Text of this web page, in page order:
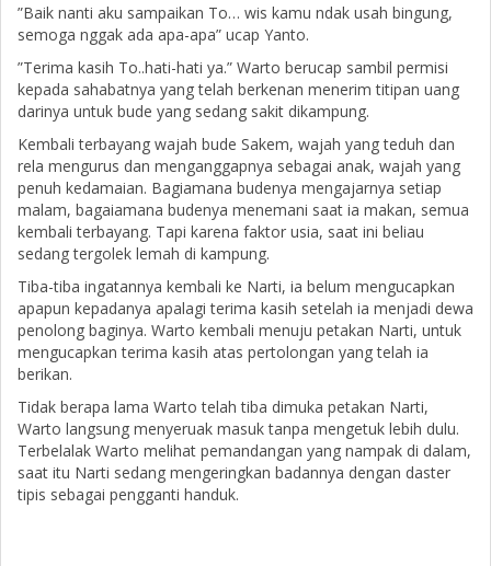
”Baik nanti aku sampaikan To… wis kamu ndak usah bingung,
semoga nggak ada apa-apa” ucap Yanto.
”Terima kasih To..hati-hati ya.” Warto berucap sambil permisi
kepada sahabatnya yang telah berkenan menerim titipan uang
darinya untuk bude yang sedang sakit dikampung.
Kembali terbayang wajah bude Sakem, wajah yang teduh dan
rela mengurus dan menganggapnya sebagai anak, wajah yang
penuh kedamaian. Bagiamana budenya mengajarnya setiap
malam, bagaiamana budenya menemani saat ia makan, semua
kembali terbayang. Tapi karena faktor usia, saat ini beliau
sedang tergolek lemah di kampung.
Tiba-tiba ingatannya kembali ke Narti, ia belum mengucapkan
apapun kepadanya apalagi terima kasih setelah ia menjadi dewa
penolong baginya. Warto kembali menuju petakan Narti, untuk
mengucapkan terima kasih atas pertolongan yang telah ia
berikan.
Tidak berapa lama Warto telah tiba dimuka petakan Narti,
Warto langsung menyeruak masuk tanpa mengetuk lebih dulu.
Terbelalak Warto melihat pemandangan yang nampak di dalam,
saat itu Narti sedang mengeringkan badannya dengan daster
tipis sebagai pengganti handuk.